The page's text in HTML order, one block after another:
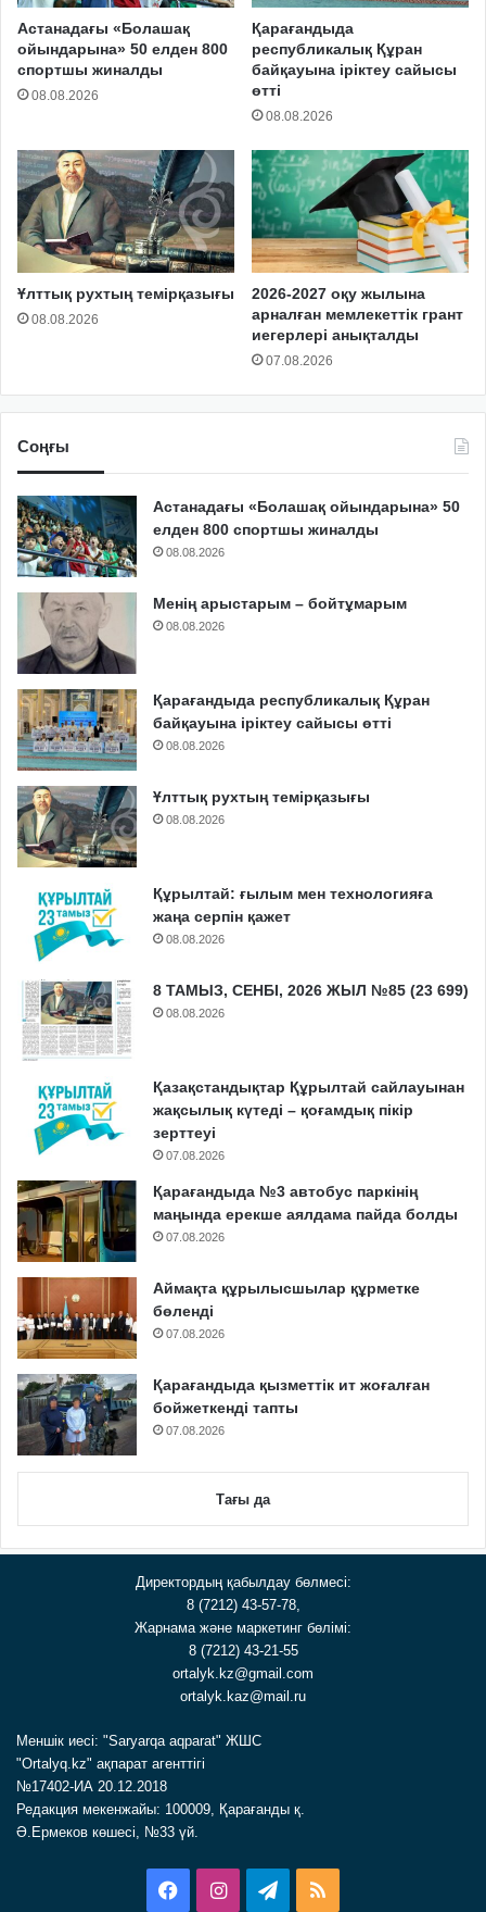
Астанадағы «Болашақ
ойындарына» 50 елден 800
спортшы жиналды
08.08.2026
Қарағандыда
республикалық Құран
байқауына іріктеу сайысы
өтті
08.08.2026
Ұлттық рухтың темірқазығы
08.08.2026
2026-2027 оқу жылына
арналған мемлекеттік грант
иегерлері анықталды
07.08.2026
Соңғы
Астанадағы «Болашақ ойындарына» 50
елден 800 спортшы жиналды
08.08.2026
Менің арыстарым – бойтұмарым
08.08.2026
Қарағандыда республикалық Құран
байқауына іріктеу сайысы өтті
08.08.2026
Ұлттық рухтың темірқазығы
08.08.2026
Құрылтай: ғылым мен технологияға
жаңа серпін қажет
08.08.2026
8 ТАМЫЗ, СЕНБІ, 2026 ЖЫЛ №85 (23 699)
08.08.2026
Қазақстандықтар Құрылтай сайлауынан
жақсылық күтеді – қоғамдық пікір
зерттеуі
07.08.2026
Қарағандыда №3 автобус паркінің
маңында ерекше аялдама пайда болды
07.08.2026
Аймақта құрылысшылар құрметке
бөленді
07.08.2026
Қарағандыда қызметтік ит жоғалған
бойжеткенді тапты
07.08.2026
Тағы да
Директордың қабылдау бөлмесі:
8 (7212) 43-57-78,
Жарнама және маркетинг бөлімі:
8 (7212) 43-21-55
ortalyk.kz@gmail.com
ortalyk.kaz@mail.ru
Меншік иесі: "Saryarqa aqparat" ЖШС
"Ortalyq.kz" ақпарат агенттігі
№17402-ИА 20.12.2018
Редакция мекенжайы: 100009, Қарағанды қ.
Ә.Ермеков көшесі, №33 үй.
FacebookInstagramTelegram